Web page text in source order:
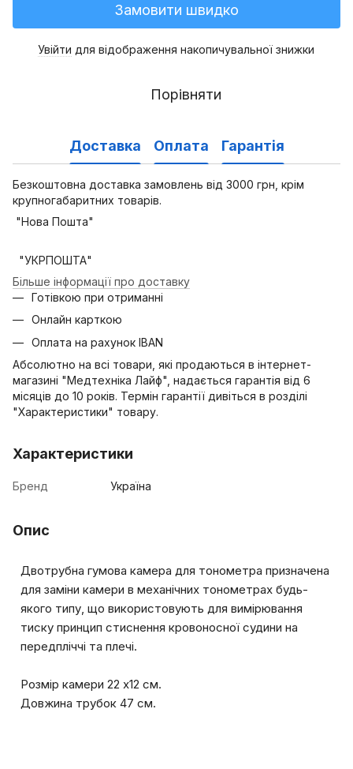
Замовити швидко
Увійти для відображення накопичувальної знижки
Порівняти
Доставка Оплата Гарантія
Безкоштовна доставка замовлень від 3000 грн, крім
крупногабаритних товарів.
"Нова Пошта"
"УКРПОШТА"
Більше інформації про доставку
Готівкою при отриманні
Онлайн карткою
Оплата на рахунок IBAN
Абсолютно на всі товари, які продаються в інтернет-
магазині "Медтехніка Лайф", надається гарантія від 6
місяців до 10 років. Термін гарантії дивіться в розділі
"Характеристики" товару.
Характеристики
Бренд Україна
Опис
Двотрубна гумова камера для тонометра призначена
для заміни камери в механічних тонометрах будь-
якого типу, що використовують для вимірювання
тиску принцип стиснення кровоносної судини на
передпліччі та плечі.
Розмір камери 22 х12 см.
Довжина трубок 47 см.